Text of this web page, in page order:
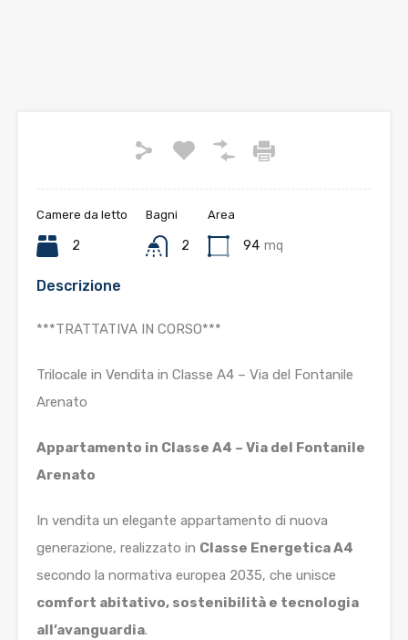
Camere da letto
2
Bagni
2
Area
94 mq
Descrizione
***TRATTATIVA IN CORSO***
Trilocale in Vendita in Classe A4 – Via del Fontanile
Arenato
Appartamento in Classe A4 – Via del Fontanile
Arenato
In vendita un elegante appartamento di nuova
generazione, realizzato in Classe Energetica A4
secondo la normativa europea 2035, che unisce
comfort abitativo, sostenibilità e tecnologia
all’avanguardia.